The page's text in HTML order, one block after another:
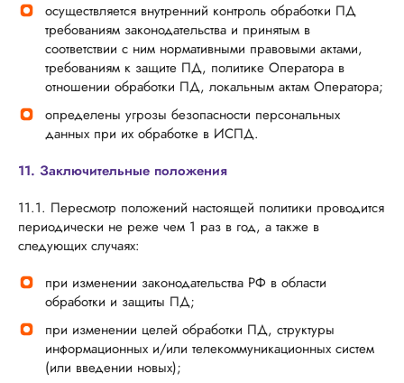
осуществляется внутренний контроль обработки ПД
требованиям законодательства и принятым в
соответствии с ним нормативными правовыми актами,
требованиям к защите ПД, политике Оператора в
отношении обработки ПД, локальным актам Оператора;
определены угрозы безопасности персональных
данных при их обработке в ИСПД.
11. Заключительные положения
11.1. Пересмотр положений настоящей политики проводится
периодически не реже чем 1 раз в год, а также в
следующих случаях:
при изменении законодательства РФ в области
обработки и защиты ПД;
при изменении целей обработки ПД, структуры
информационных и/или телекоммуникационных систем
(или введении новых);